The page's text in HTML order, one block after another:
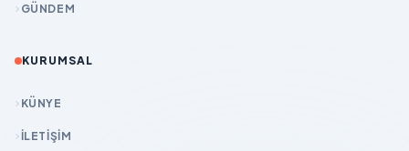
GÜNDEM
KURUMSAL
KÜNYE
İLETIŞIM